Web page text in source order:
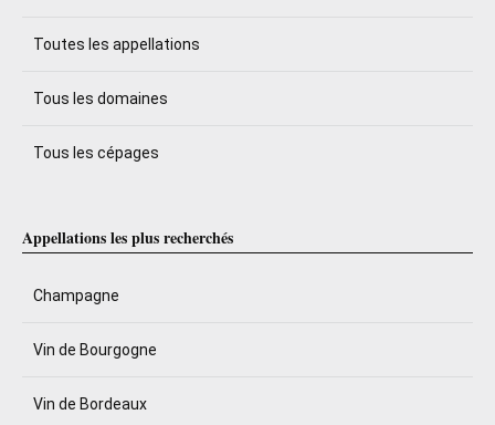
Toutes les appellations
Tous les domaines
Tous les cépages
Appellations les plus recherchés
Champagne
Vin de Bourgogne
Vin de Bordeaux